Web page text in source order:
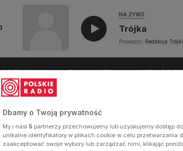
NA ŻYWO
Trójka
Prowadzi: Redakcja Trójki
ARTYKUŁY PLAYLISTA LISTA
Dbamy o Twoją prywatność
My i nasi 5 partnerzy przechowujemy lub uzyskujemy dostęp
unikalne identyfikatory w plikach cookie w celu przetwarzania
zaakceptować swoje wybory lub zarządzać nimi, klikając